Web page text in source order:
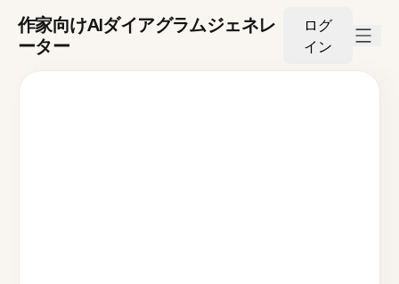
作家向けAIダイアグラムジェネレ
ーター
ログ
イン